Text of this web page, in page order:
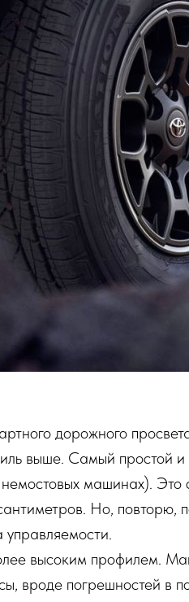
дорожного
выше. Самый простой
машинах). Это
Но, повторю,
управляемости.
высоким профилем.
вроде погрешностей в